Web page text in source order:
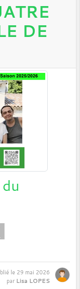
DE
le 29 mai 2026
par Lisa LOPES